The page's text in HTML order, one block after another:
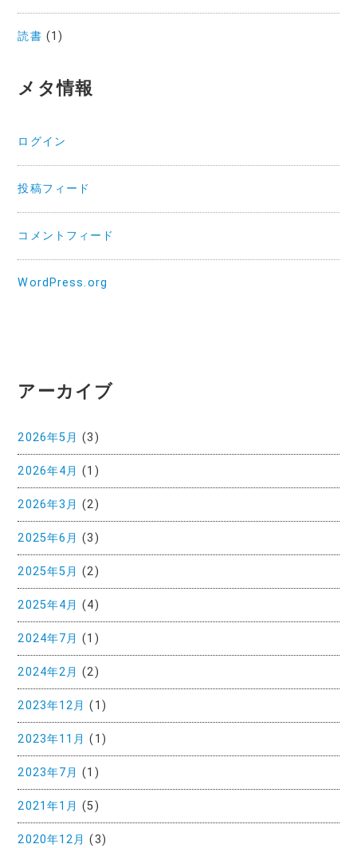
読書 (1)
メタ情報
ログイン
投稿フィード
コメントフィード
WordPress.org
アーカイブ
2026年5月 (3)
2026年4月 (1)
2026年3月 (2)
2025年6月 (3)
2025年5月 (2)
2025年4月 (4)
2024年7月 (1)
2024年2月 (2)
2023年12月 (1)
2023年11月 (1)
2023年7月 (1)
2021年1月 (5)
2020年12月 (3)